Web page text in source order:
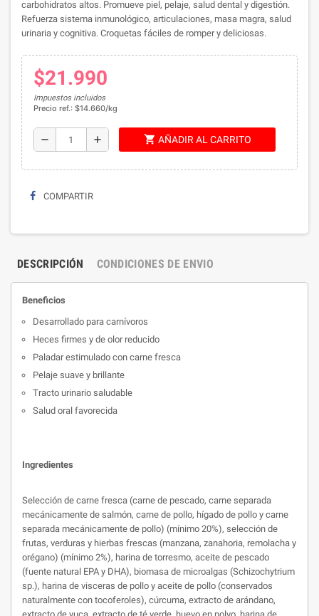
carbohidratos altos. Promueve piel, pelaje, salud dental y digestión.
Refuerza sistema inmunológico, articulaciones, masa magra, salud
urinaria y cognitiva. Croquetas fáciles de romper y deliciosas.
$21.990
Impuestos incluidos
Precio ref.: $14.660/kg
remove add shopping_cart AÑADIR AL CARRITO
COMPARTIR
DESCRIPCIÓN CONDICIONES DE ENVIO
Beneficios
Desarrollado para carnívoros
Heces firmes y de olor reducido
Paladar estimulado con carne fresca
Pelaje suave y brillante
Tracto urinario saludable
Salud oral favorecida
Ingredientes
Selección de carne fresca (carne de pescado, carne separada
mecánicamente de salmón, carne de pollo, hígado de pollo y carne
separada mecánicamente de pollo) (mínimo 20%), selección de
frutas, verduras y hierbas frescas (manzana, zanahoria, remolacha y
orégano) (mínimo 2%), harina de torresmo, aceite de pescado
(fuente natural EPA y DHA), biomasa de microalgas (Schizochytrium
sp.), harina de visceras de pollo y aceite de pollo (conservados
naturalmente con tocoferoles), cúrcuma, extracto de arándano,